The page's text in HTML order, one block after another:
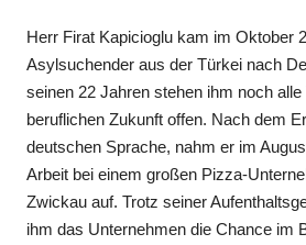
Herr Firat Kapicioglu kam im Oktober
Asylsuchender aus der Türkei nach
seinen 22 Jahren stehen ihm noch alle
beruflichen Zukunft offen. Nach dem
deutschen Sprache, nahm er im
Arbeit bei einem großen Pizza-
Zwickau auf. Trotz seiner
ihm das Unternehmen die Chance im